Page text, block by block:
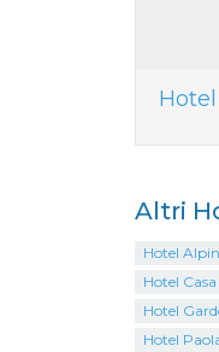
Altri
Hotel
Hotel
Hotel
Hotel